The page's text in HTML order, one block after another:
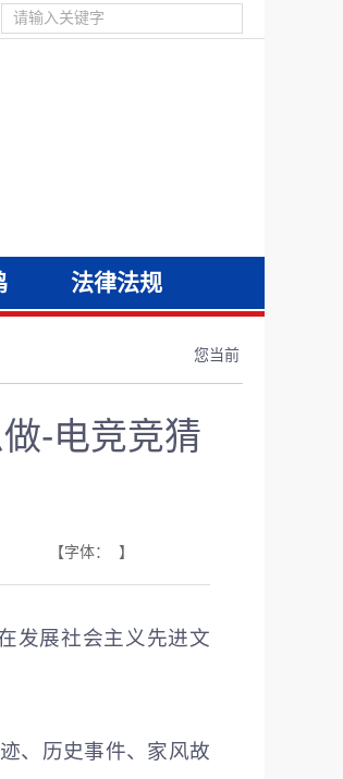
法律法规
您当前
-电竞竞猜
【字体： 】
发展社会主义先进文
、历史事件、家风故